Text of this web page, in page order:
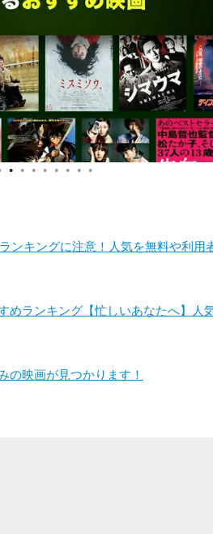
● ● ● ● ● ● ● ●
ンキングに注意！人気を無料や利用
めランキング【忙しいあなたへ】人
の映画が見つかります！